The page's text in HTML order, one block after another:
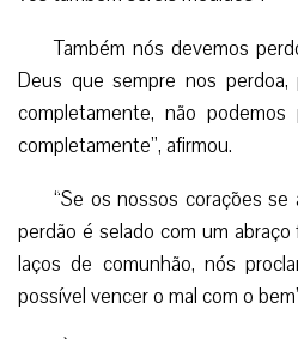
Também nós devemos
Deus que sempre nos perdoa,
completamente, não
completamente”, afirmou.
“Se os nossos corações se
perdão é selado com um
laços de comunhão, nós
possível vencer o mal com o